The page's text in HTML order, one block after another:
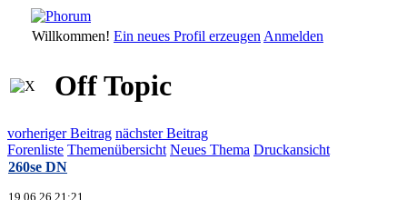
Willkommen! Ein neues Profil erzeugen Anmelden
Off Topic
vorheriger Beitrag nächster Beitrag
Forenliste Themenübersicht Neues Thema Druckansicht
260se DN
19.06.26 21:21